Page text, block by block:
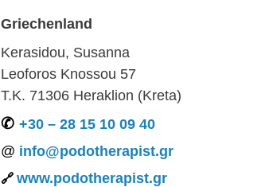
Griechenland
Kerasidou, Susanna
Leoforos Knossou 57
T.K. 71306 Heraklion (Kreta)
+30 – 28 15 10 09 40
info@podotherapist.gr
www.podotherapist.gr